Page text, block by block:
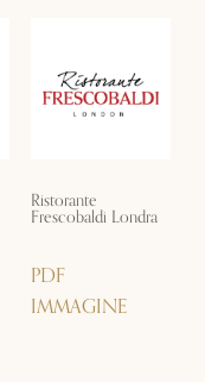
Ristorante
Frescobaldi Londra
PDF
IMMAGINE